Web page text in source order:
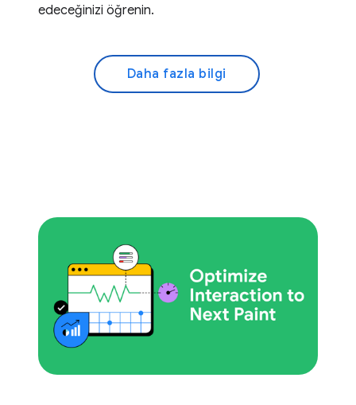
edeceğinizi öğrenin.
Daha fazla bilgi